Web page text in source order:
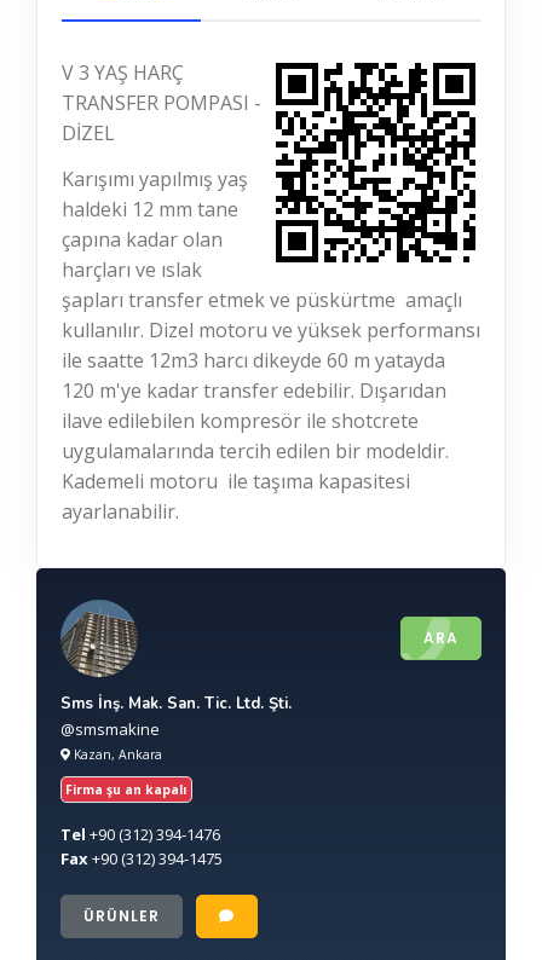
V 3 YAŞ HARÇ
TRANSFER POMPASI -
DİZEL
Karışımı yapılmış yaş
haldeki 12 mm tane
çapına kadar olan
harçları ve ıslak
şapları transfer etmek ve püskürtme amaçlı
kullanılır. Dizel motoru ve yüksek performansı
ile saatte 12m3 harcı dikeyde 60 m yatayda
120 m'ye kadar transfer edebilir. Dışarıdan
ilave edilebilen kompresör ile shotcrete
uygulamalarında tercih edilen bir modeldir.
Kademeli motoru ile taşıma kapasitesi
ayarlanabilir.
ARA
Sms İnş. Mak. San. Tic. Ltd. Şti.
@smsmakine
Kazan, Ankara
Firma şu an kapalı
Tel +90(312) 394-1476
Fax+90(312) 394-1475
ÜRÜNLER